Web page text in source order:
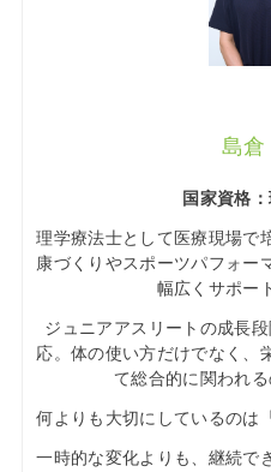
島倉
国家資格
理学療法士として医療現場で
康づくりやスポーツパフォー
幅広くサポー
ジュニアアスリートの成長
応。体の使い方だけでなく、
て総合的に関われる
何よりも大切にしているのは
一時的な変化よりも、継続で